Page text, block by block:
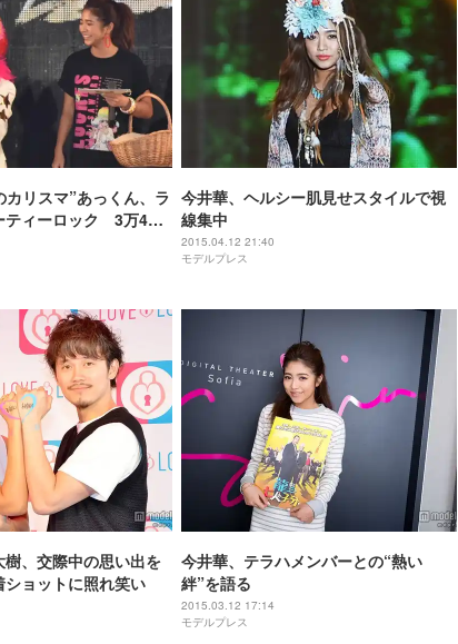
リスマ”あっくん、ラ
ティーロック 3万4千
2015 S／S
今井華、ヘルシー肌見せスタイルで視
線集中
2015.04.12 21:40
モデルプレス
、交際中の思い出を
ョットに照れ笑い
今井華、テラハメンバーとの“熱い
絆”を語る
2015.03.12 17:14
モデルプレス